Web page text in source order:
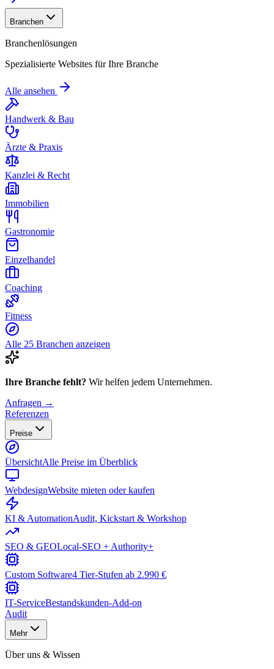
Branchen
Branchenlösungen
Spezialisierte Websites für Ihre Branche
Alle ansehen
Handwerk & Bau
Ärzte & Praxis
Kanzlei & Recht
Immobilien
Gastronomie
Einzelhandel
Coaching
Fitness
Alle 25 Branchen anzeigen
Ihre Branche fehlt? Wir helfen jedem Unternehmen.
Anfragen →
Referenzen
Preise
ÜbersichtAlle Preise im Überblick
WebdesignWebsite mieten oder kaufen
KI & AutomationAudit, Kickstart & Workshop
SEO & GEOLocal-SEO + Authority+
Custom Software4 Tier-Stufen ab 2.990 €
IT-ServiceBestandskunden-Add-on
Audit
Mehr
Über uns & Wissen